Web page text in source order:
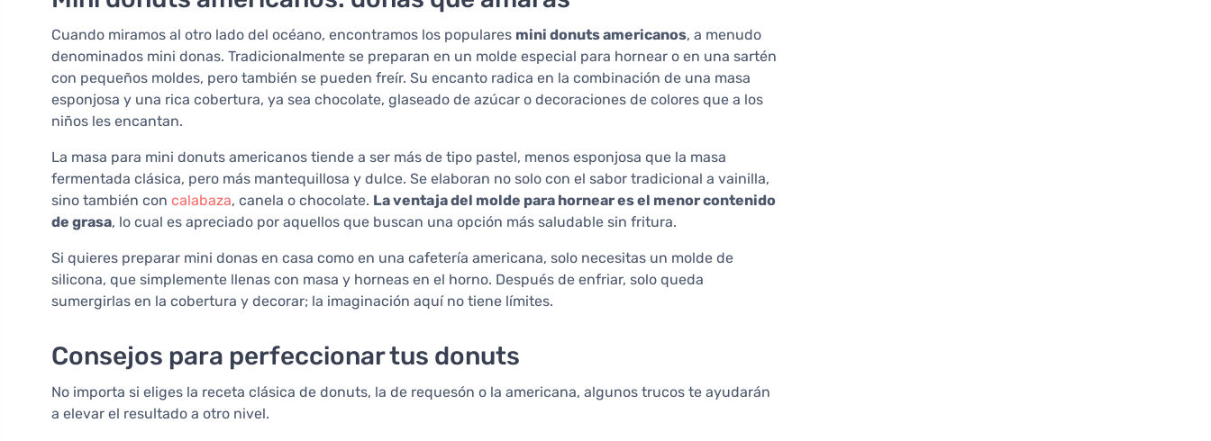
Cuando miramos al otro lado del océano, encontramos los populares mini donuts americanos, a menudo
denominados mini donas. Tradicionalmente se preparan en un molde especial para hornear o en una sartén
con pequeños moldes, pero también se pueden freír. Su encanto radica en la combinación de una masa
esponjosa y una rica cobertura, ya sea chocolate, glaseado de azúcar o decoraciones de colores que a los
niños les encantan.
La masa para mini donuts americanos tiende a ser más de tipo pastel, menos esponjosa que la masa
fermentada clásica, pero más mantequillosa y dulce. Se elaboran no solo con el sabor tradicional a vainilla,
sino también con calabaza, canela o chocolate. La ventaja del molde para hornear es el menor contenido
de grasa, lo cual es apreciado por aquellos que buscan una opción más saludable sin fritura.
Si quieres preparar mini donas en casa como en una cafetería americana, solo necesitas un molde de
silicona, que simplemente llenas con masa y horneas en el horno. Después de enfriar, solo queda
sumergirlas en la cobertura y decorar; la imaginación aquí no tiene límites.
Consejos para perfeccionar tus donuts
No importa si eliges la receta clásica de donuts, la de requesón o la americana, algunos trucos te ayudarán
a elevar el resultado a otro nivel.